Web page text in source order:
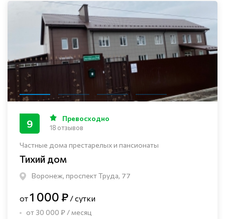
Частные дома престарелых и пансионаты
Тихий дом
Воронеж, проспект Труда, 77
9 Превосходно
18 отзывов
от1 000 ₽ / сутки
от 30 000 ₽ / месяц